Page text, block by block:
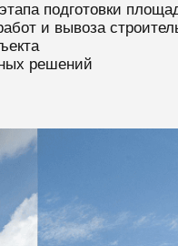
подготовки
и вывоза
решений